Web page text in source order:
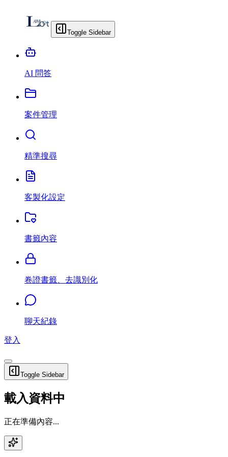
Toggle Sidebar
AI 問答
案件管理
精準搜尋
客製化設定
書籤內容
卷證書籤、去識別化
聊天紀錄
登入
Toggle Sidebar
載入資料中
正在準備內容...